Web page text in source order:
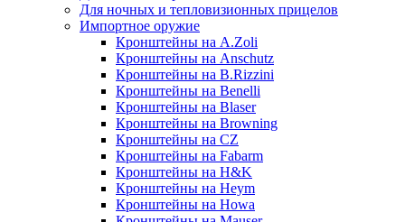
Для ночных и тепловизионных прицелов
Импортное оружие
Кронштейны на A.Zoli
Кронштейны на Anschutz
Кронштейны на B.Rizzini
Кронштейны на Benelli
Кронштейны на Blaser
Кронштейны на Browning
Кронштейны на CZ
Кронштейны на Fabarm
Кронштейны на H&K
Кронштейны на Heym
Кронштейны на Howa